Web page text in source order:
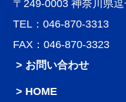
〒249-0003 神奈川県
TEL：046-870-3313
FAX：046-870-3323
> お問い合わせ
HOME